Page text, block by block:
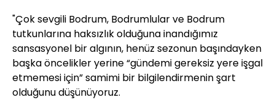
"Çok sevgili Bodrum, Bodrumlular ve Bodrum
tutkunlarına haksızlık olduğuna inandığımız
sansasyonel bir algının, henüz sezonun başındayken
başka öncelikler yerine “gündemi gereksiz yere işgal
etmemesi için” samimi bir bilgilendirmenin şart
olduğunu düşünüyoruz.